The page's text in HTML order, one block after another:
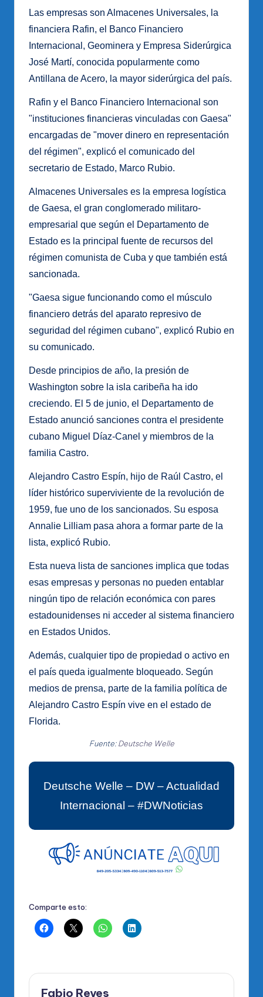
Las empresas son Almacenes Universales, la
financiera Rafin, el Banco Financiero
Internacional, Geominera y Empresa Siderúrgica
José Martí, conocida popularmente como
Antillana de Acero, la mayor siderúrgica del país.
Rafin y el Banco Financiero Internacional son
"instituciones financieras vinculadas con Gaesa"
encargadas de "mover dinero en representación
del régimen", explicó el comunicado del
secretario de Estado, Marco Rubio.
Almacenes Universales es la empresa logística
de Gaesa, el gran conglomerado militaro-
empresarial que según el Departamento de
Estado es la principal fuente de recursos del
régimen comunista de Cuba y que también está
sancionada.
"Gaesa sigue funcionando como el músculo
financiero detrás del aparato represivo de
seguridad del régimen cubano", explicó Rubio en
su comunicado.
Desde principios de año, la presión de
Washington sobre la isla caribeña ha ido
creciendo. El 5 de junio, el Departamento de
Estado anunció sanciones contra el presidente
cubano Miguel Díaz-Canel y miembros de la
familia Castro.
Alejandro Castro Espín, hijo de Raúl Castro, el
líder histórico superviviente de la revolución de
1959, fue uno de los sancionados. Su esposa
Annalie Lilliam pasa ahora a formar parte de la
lista, explicó Rubio.
Esta nueva lista de sanciones implica que todas
esas empresas y personas no pueden entablar
ningún tipo de relación económica con pares
estadounidenses ni acceder al sistema financiero
en Estados Unidos.
Además, cualquier tipo de propiedad o activo en
el país queda igualmente bloqueado. Según
medios de prensa, parte de la familia política de
Alejandro Castro Espín vive en el estado de
Florida.
Fuente:Deutsche Welle
Deutsche Welle – DW – Actualidad
Internacional – #DWNoticias
Comparte esto:
Fabio Reyes